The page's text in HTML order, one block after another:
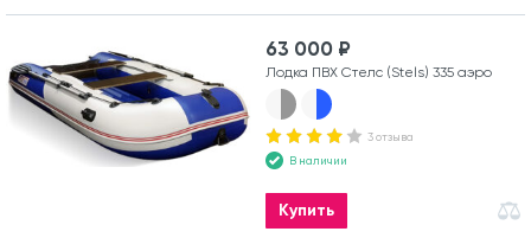
63 000 ₽
Лодка ПВХ Стелс (Stels) 335 аэро
3 отзыва
В наличии
Купить